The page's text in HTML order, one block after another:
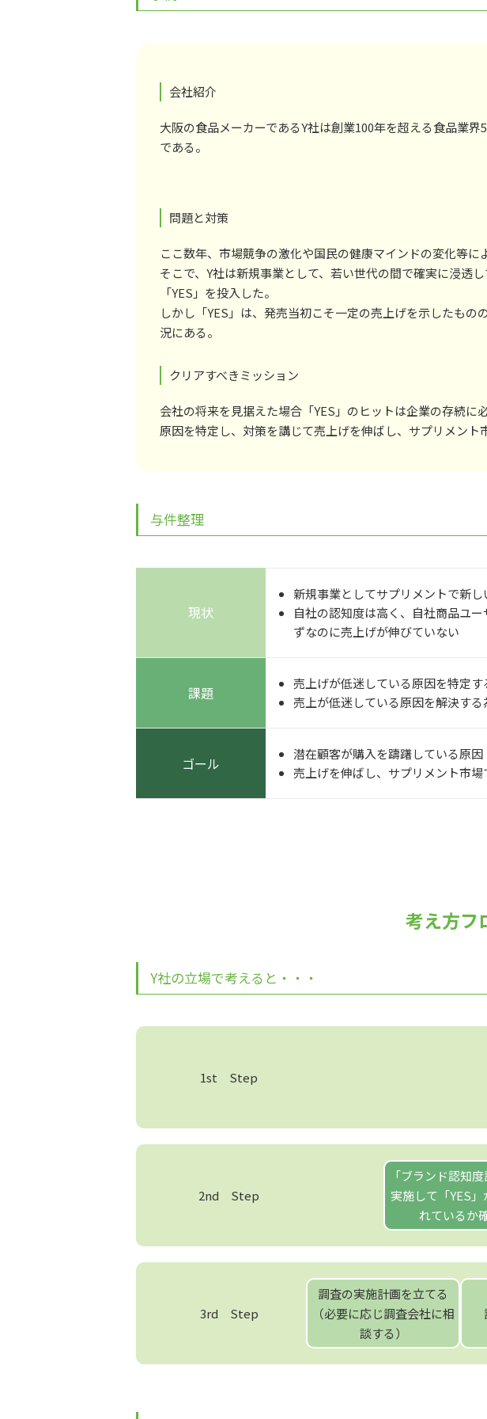
会社紹介
大阪の食品メーカーであるY社は創業100年を超える食品業
である。
問題と対策
ここ数年、市場競争の激化や国民の健康マインドの変化等に
そこで、Y社は新規事業として、若い世代の間で確実に浸透
「YES」を投入した。
しかし「YES」は、発売当初こそ一定の売上げを示したも
況にある。
クリアすべきミッション
会社の将来を見据えた場合「YES」のヒットは企業の存続に
原因を特定し、対策を講じて売上げを伸ばし、サプリメント
与件整理
現状
新規事業としてサプリメントで新
自社の認知度は高く、自社商品ユ
ずなのに売上げが伸びていない
課題
売上げが低迷している原因を特定す
売上が低迷している原因を解決する
ゴール
潜在顧客が購入を躊躇している原因
売上げを伸ばし、サプリメント市場
考え方フ
Y社の立場で考えると・・・
1st Step
2nd Step
「ブランド認知
実施して「YES」
れているか
3rd Step
調査の実施計画を立てる
（必要に応じ調査会社に相
談する）